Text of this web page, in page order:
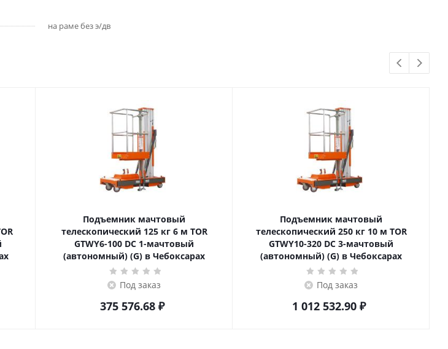
на раме без э/дв
Подъемник мачтовый
телескопический 125 кг 6 м TOR
GTWY6-100 DC 1-мачтовый
(автономный) (G) в Чебоксарах
Под заказ
375 576.68₽
Подъемник мачтовый
телескопический 250 кг 10 м TOR
GTWY10-320 DC 3-мачтовый
(автономный) (G) в Чебоксарах
Под заказ
1 012 532.90 ₽